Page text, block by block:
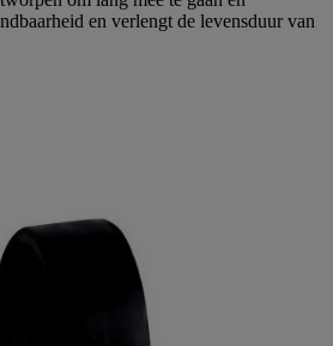
en verlengt de levensduur van